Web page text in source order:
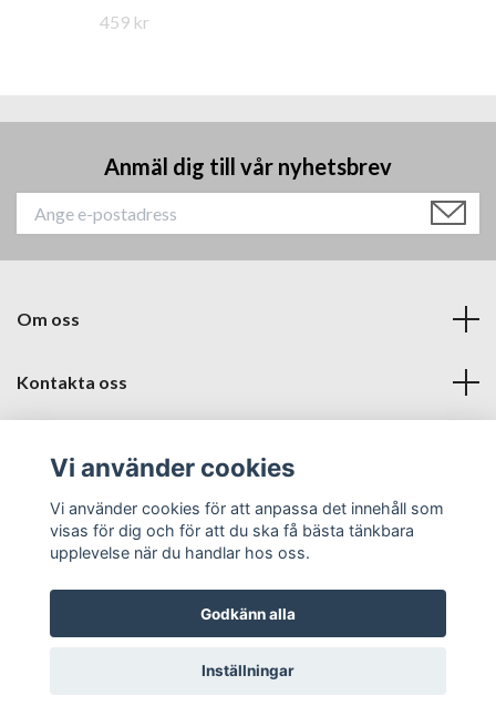
459 kr
Anmäl dig till vår nyhetsbrev
Om oss
Kontakta oss
Sociala medier
© 2026 Babyproffsen Halmstad
Vi använder cookies
Vi använder cookies för att anpassa det innehåll som
visas för dig och för att du ska få bästa tänkbara
upplevelse när du handlar hos oss.
Godkänn alla
Inställningar